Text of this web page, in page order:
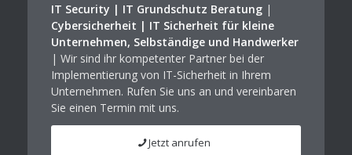
IT Security | IT Grundschutz Beratung|
Cybersicherheit | IT Sicherheit für kleine
Unternehmen, Selbständige und Handwerker
| Wir sind ihr kompetenter Partner bei der
Implementierung von IT-Sicherheit in Ihrem
Unternehmen. Rufen Sie uns an und vereinbaren
Sie einen Termin mit uns.
Jetzt anrufen